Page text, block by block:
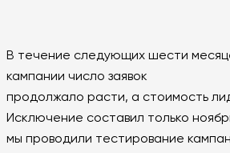
В течение следующих шести
кампании число заявок
продолжало расти, а стоимость
Исключение составил только
мы проводили тестирование